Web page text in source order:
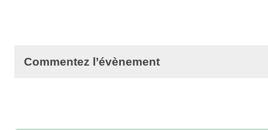
Commentez l’évènement